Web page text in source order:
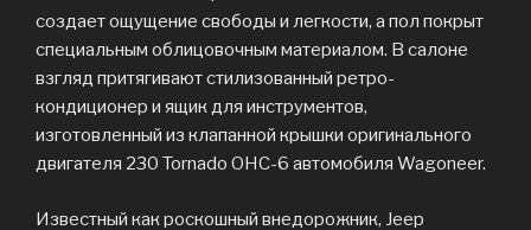
создает ощущение свободы и легкости, а пол покрыт
специальным облицовочным материалом. В салоне
взгляд притягивают стилизованный ретро-
кондиционер и ящик для инструментов,
изготовленный из клапанной крышки оригинального
двигателя 230 Tornado OHC-6 автомобиля Wagoneer.
Известный как роскошный внедорожник, Jeep